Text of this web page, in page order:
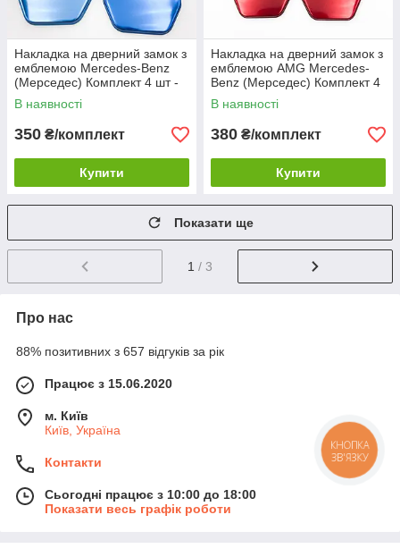
Накладка на дверний замок з
емблемою Mercedes-Benz
(Мерседес) Комплект 4 шт -
Сині
В наявності
350 ₴/комплект
Купити
Накладка на дверний замок з
емблемою AMG Mercedes-
Benz (Мерседес) Комплект 4
шт - Червоні
В наявності
380 ₴/комплект
Купити
Показати ще
1 / 3
Про нас
88% позитивних з 657 відгуків за рік
Працює з 15.06.2020
м. Київ
Київ, Україна
Контакти
Сьогодні працює з 10:00 до 18:00
Показати весь графік роботи
КНОПКА
ЗВ'ЯЗКУ